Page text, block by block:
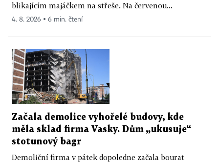
blikajícím majáčkem na střeše. Na červenou...
4. 8. 2026 ▪ 6 min. čtení
Začala demolice vyhořelé budovy, kde
měla sklad firma Vasky. Dům „ukusuje“
stotunový bagr
Demoliční firma v pátek dopoledne začala bourat